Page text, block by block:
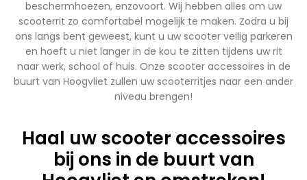
beschermhoezen, enzovoort. Wij hebben alles om uw
scooterrit zo comfortabel mogelijk te maken. Zodra u bij
ons langs bent geweest, kunt u uw scooter veilig parkeren
en hoeft u niet langer in de kou te zitten tijdens uw rit
naar werk, school of huis. Onze scooter accessoires in de
buurt van Hoogvliet zullen uw scooterritjes naar een ander
niveau brengen!
Haal uw scooter accessoires
bij ons in de buurt van